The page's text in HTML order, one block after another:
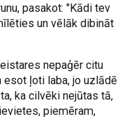
pasakot: "Kādi tev
un vēlāk dibināt
nepaģēr citu
esot ļoti laba, jo uzlādē
ka cilvēki nejūtas tā,
piemēram,